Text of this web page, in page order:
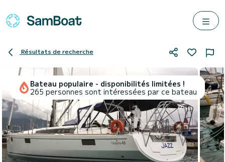
Résultats de recherche
Bateau populaire - disponibilités limitées !
265 personnes sont intéressées par ce bateau